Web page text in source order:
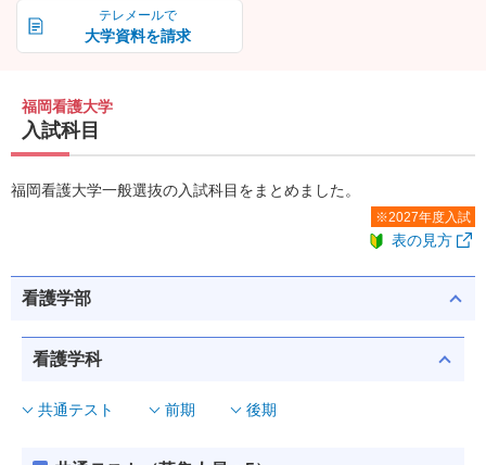
テレメールで
大学資料を請求
福岡看護大学
入試科目
福岡看護大学一般選抜の入試科目をまとめました。
※2027年度入試
表の見方
看護学部
看護学科
共通テスト 前期 後期